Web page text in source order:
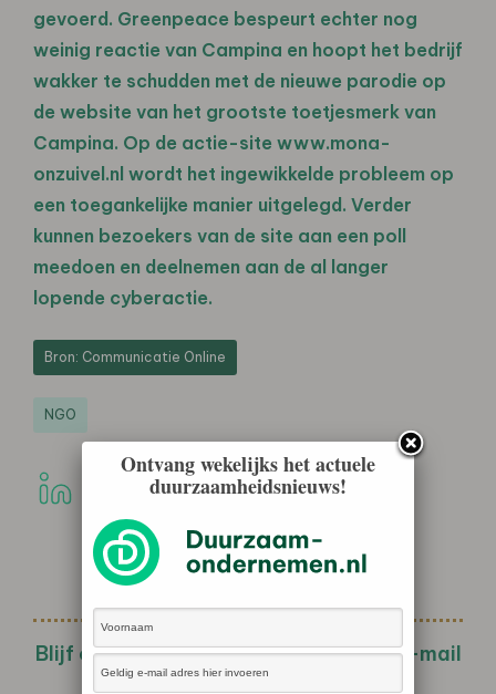
gevoerd. Greenpeace bespeurt echter nog
weinig reactie van Campina en hoopt het bedrijf
wakker te schudden met de nieuwe parodie op
de website van het grootste toetjesmerk van
Campina. Op de actie-site www.mona-
onzuivel.nl wordt het ingewikkelde probleem op
een toegankelijke manier uitgelegd. Verder
kunnen bezoekers van de site aan een poll
meedoen en deelnemen aan de al langer
lopende cyberactie.
Bron: Communicatie Online
NGO
Blijf op de hoogte met de wekelijkse e-mail
nieuwsbrief!
Ontvang wekelijks het actuele
duurzaamheidsnieuws!